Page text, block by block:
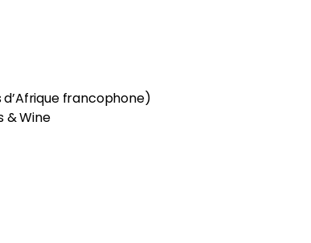
d’Afrique francophone)
& Wine